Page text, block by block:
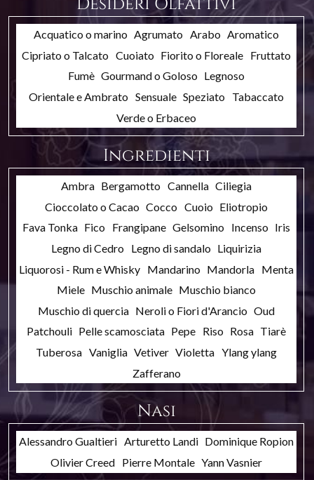
Desideri Olfattivi
Acquatico o marino Agrumato Arabo Aromatico
Cipriato o Talcato Cuoiato Fiorito o Floreale Fruttato
Fumè Gourmand o Goloso Legnoso
Orientale e Ambrato Sensuale Speziato Tabaccato
Verde o Erbaceo
Ingredienti
Ambra Bergamotto Cannella Ciliegia
Cioccolato o Cacao Cocco Cuoio Eliotropio
Fava Tonka Fico Frangipane Gelsomino Incenso Iris
Legno di Cedro Legno di sandalo Liquirizia
Liquorosi - Rum e Whisky Mandarino Mandorla Menta
Miele Muschio animale Muschio bianco
Muschio di quercia Neroli o Fiori d'Arancio Oud
Patchouli Pelle scamosciata Pepe Riso Rosa Tiarè
Tuberosa Vaniglia Vetiver Violetta Ylang ylang
Zafferano
Nasi
Alessandro Gualtieri Arturetto Landi Dominique Ropion
Olivier Creed Pierre Montale Yann Vasnier